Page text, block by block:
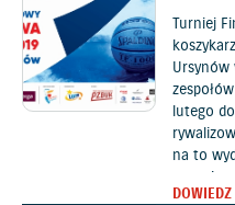
Turniej
Ursynów
lutego
na to